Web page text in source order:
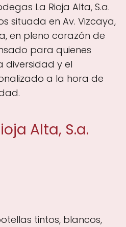
La Rioja Alta, S.a.
situada en Av. Vizcaya,
en pleno corazón de
para quienes
diversidad y el
a la hora de
Alta, S.a.
tintos, blancos,